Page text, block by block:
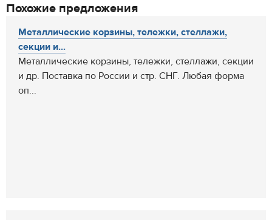
Похожие предложения
Металлические корзины, тележки, стеллажи,
секции и...
Металлические корзины, тележки, стеллажи, секции
и др. Поставка по России и стр. СНГ. Любая форма
оп...